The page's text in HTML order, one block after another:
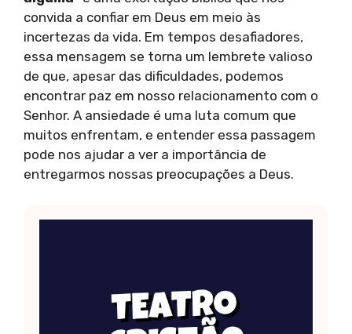
convida a confiar em Deus em meio às
incertezas da vida. Em tempos desafiadores,
essa mensagem se torna um lembrete valioso
de que, apesar das dificuldades, podemos
encontrar paz em nosso relacionamento com o
Senhor. A ansiedade é uma luta comum que
muitos enfrentam, e entender essa passagem
pode nos ajudar a ver a importância de
entregarmos nossas preocupações a Deus.